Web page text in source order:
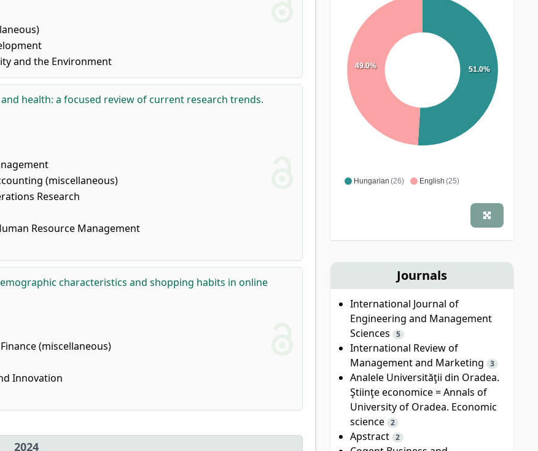
and the Environment
health: a focused review of current research trends.
(miscellaneous)
Research
Resource Management
characteristics and shopping habits in online
(miscellaneous)
Innovation
2024
Hungarian (26) English (25)
51.0%
49.0%
Journals
International Journal of
Engineering and Management
Sciences
5
International Review of
Management and Marketing
3
Analele Universităţii din Oradea.
Ştiinţe economice = Annals of
University of Oradea. Economic
science 2
Apstract 2